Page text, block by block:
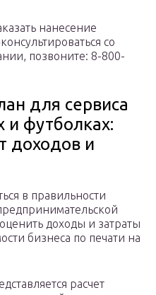
нанесение
со
позвоните: 8-800-
для сервиса
и футболках:
доходов и
в правильности
доходы и затраты
бизнеса по печати на
расчет